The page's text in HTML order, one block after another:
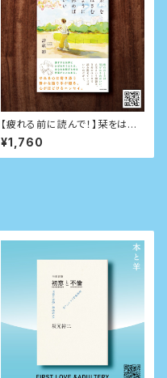
【疲れる前に読んで！】栞をはさ
むように休めばいい
¥1,760